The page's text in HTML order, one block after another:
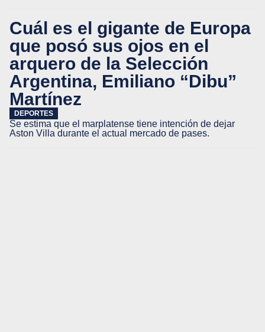
Cuál es el gigante de Europa
que posó sus ojos en el
arquero de la Selección
Argentina, Emiliano “Dibu”
Martínez
DEPORTES
Se estima que el marplatense tiene intención de dejar
Aston Villa durante el actual mercado de pases.